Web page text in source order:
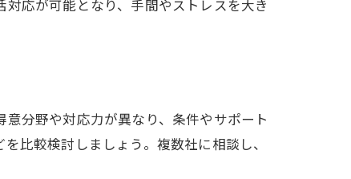
応が可能となり、手間やストレスを大き
分野や対応力が異なり、条件やサポート
比較検討しましょう。複数社に相談し、